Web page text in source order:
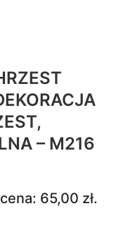
– M216
65,00 zł.